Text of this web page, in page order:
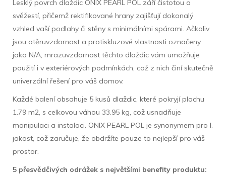
Lesklý povrch dlaždic ONIX PEARL POL září čistotou a
svěžestí, přičemž rektifikované hrany zajišťují dokonalý
vzhled vaší podlahy či stěny s minimálními spárami. Ačkoliv
jsou otěruvzdornost a protiskluzové vlastnosti označeny
jako N/A, mrazuvzdornost těchto dlaždic vám umožňuje
použití i v exteriérových podmínkách, což z nich činí skutečně
univerzální řešení pro váš domov.
Každé balení obsahuje 5 kusů dlaždic, které pokryjí plochu
1.79 m2, s celkovou váhou 33.95 kg, což usnadňuje
manipulaci a instalaci. ONIX PEARL POL je synonymem pro I.
jakost, což zaručuje, že obdržíte pouze to nejlepší pro váš
prostor.
5 přesvědčivých odrážek s největšími benefity produktu: